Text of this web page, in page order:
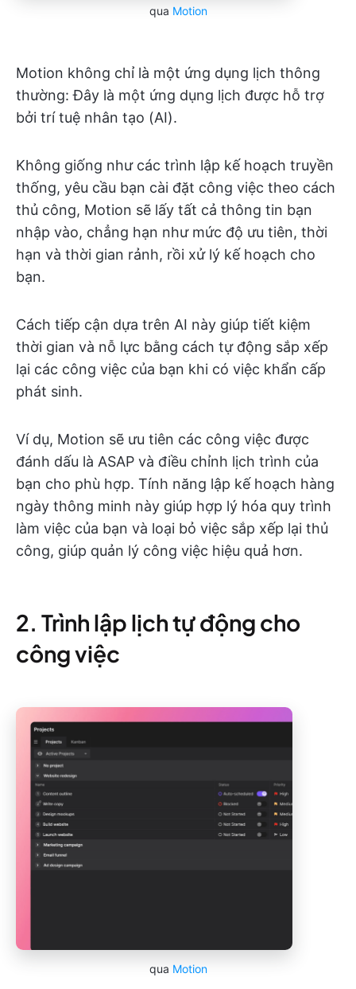
qua Motion
Motion không chỉ là một ứng dụng lịch thông
thường: Đây là một ứng dụng lịch được hỗ trợ
bởi trí tuệ nhân tạo (AI).
Không giống như các trình lập kế hoạch truyền
thống, yêu cầu bạn cài đặt công việc theo cách
thủ công, Motion sẽ lấy tất cả thông tin bạn
nhập vào, chẳng hạn như mức độ ưu tiên, thời
hạn và thời gian rảnh, rồi xử lý kế hoạch cho
bạn.
Cách tiếp cận dựa trên AI này giúp tiết kiệm
thời gian và nỗ lực bằng cách tự động sắp xếp
lại các công việc của bạn khi có việc khẩn cấp
phát sinh.
Ví dụ, Motion sẽ ưu tiên các công việc được
đánh dấu là ASAP và điều chỉnh lịch trình của
bạn cho phù hợp. Tính năng lập kế hoạch hàng
ngày thông minh này giúp hợp lý hóa quy trình
làm việc của bạn và loại bỏ việc sắp xếp lại thủ
công, giúp quản lý công việc hiệu quả hơn.
2. Trình lập lịch tự động cho
công việc
qua Motion